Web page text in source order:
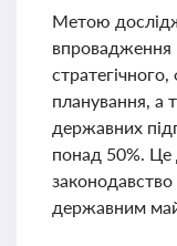
Метою
планування, а
державних
понад 50%.
законодавство
державним